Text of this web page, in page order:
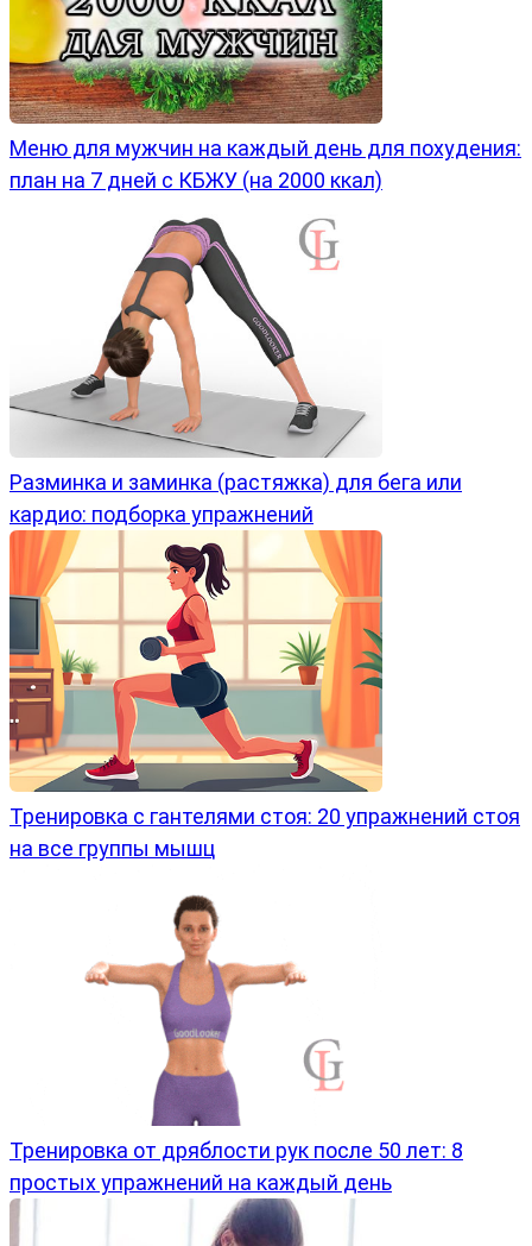
Меню для мужчин на каждый день для похудения:
план на 7 дней с КБЖУ (на 2000 ккал)
Разминка и заминка (растяжка) для бега или
кардио: подборка упражнений
Тренировка с гантелями стоя: 20 упражнений стоя
на все группы мышц
Тренировка от дряблости рук после 50 лет: 8
простых упражнений на каждый день